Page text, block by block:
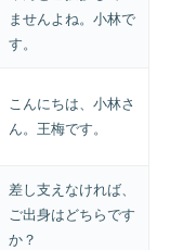
ませんよね。小林で
す。
こんにちは、小林さ
ん。王梅です。
差し支えなければ、
ご出身はどちらです
か？